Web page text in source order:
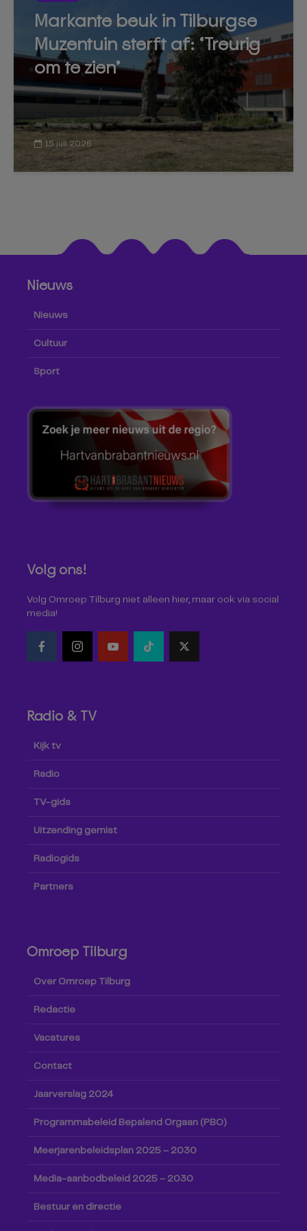
Markante beuk in Tilburgse
Muzentuin sterft af: ‘Treurig
om te zien’
15 juli 2026
Nieuws
Nieuws
Cultuur
Sport
Volg ons!
Volg Omroep Tilburg niet alleen hier, maar ook via social
media!
Radio & TV
Kijk tv
Radio
TV-gids
Uitzending gemist
Radiogids
Partners
Omroep Tilburg
Over Omroep Tilburg
Redactie
Vacatures
Contact
Jaarverslag 2024
Programmabeleid Bepalend Orgaan (PBO)
Meerjarenbeleidsplan 2025 – 2030
Media-aanbodbeleid 2025 – 2030
Bestuur en directie